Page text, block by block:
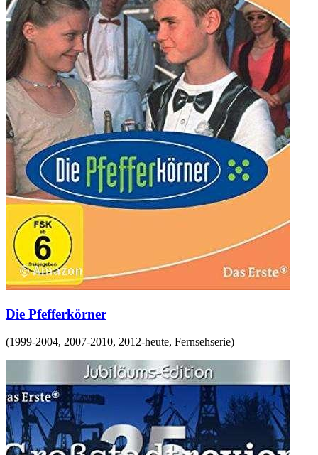
Die Pfefferkörner
(1999-2004, 2007-2010, 2012-heute, Fernsehserie)